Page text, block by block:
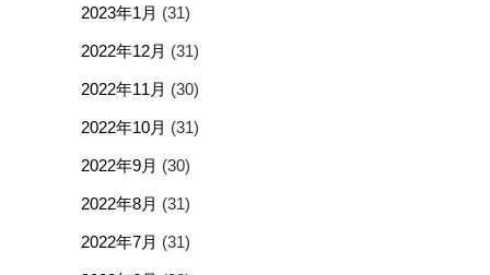
2023年1月 (31)
2022年12月 (31)
2022年11月 (30)
2022年10月 (31)
2022年9月 (30)
2022年8月 (31)
2022年7月 (31)